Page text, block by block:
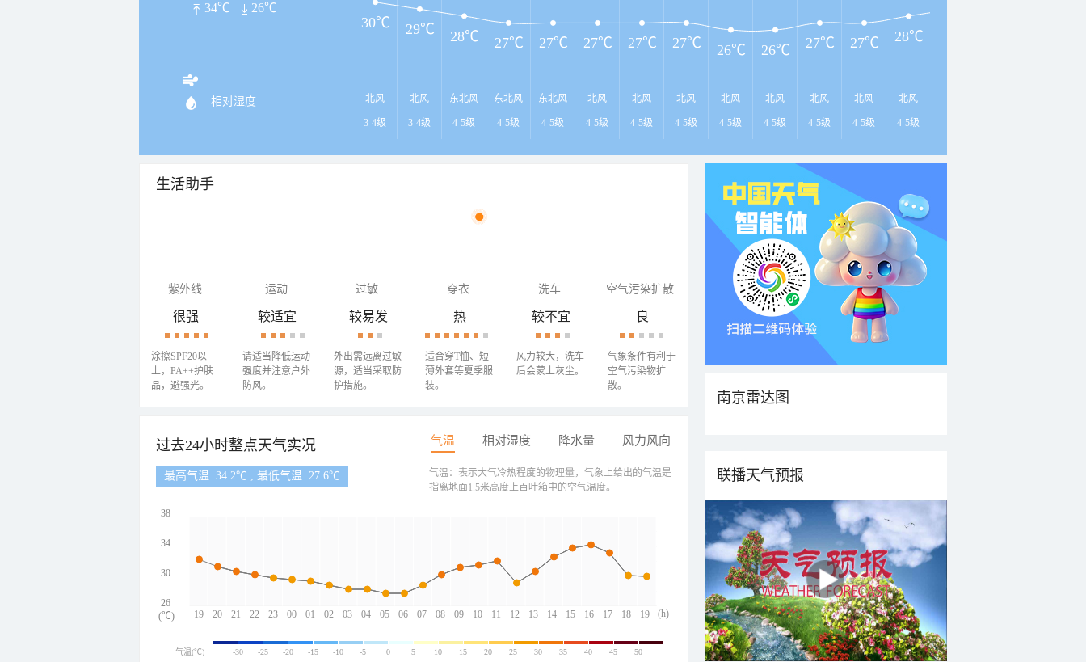
34℃ 26℃
相对湿度 北风
3-4级
北风
3-4级
东北风
4-5级
东北风
4-5级
东北风
4-5级
北风
4-5级
北风
4-5级
北风
4-5级
北风
4-5级
北风
4-5级
北风
4-5级
北风
4-5级
北风
4-5级
30℃ 29℃ 28℃ 27℃ 27℃ 27℃ 27℃ 27℃ 26℃ 26℃ 27℃ 27℃ 28℃
生活助手
紫外线 运动 过敏 穿衣 洗车 空气污染扩散
很强
涂擦SPF20以
上，PA++护肤
品，避强光。
较适宜
请适当降低运动
强度并注意户外
防风。
较易发
外出需远离过敏
源，适当采取防
护措施。
热
适合穿T恤、短
薄外套等夏季服
装。
较不宜
风力较大，洗车
后会蒙上灰尘。
良
气象条件有利于
空气污染物扩
散。
过去24小时整点天气实况 气温 相对湿度 降水量 风力风向
最高气温: 34.2℃ , 最低气温: 27.6℃
19 20 21 22 23 00 01 02 03 04 05 06 07 08 09 10 11 12 13 14 15 16 17 18 19
38
34
30
26
(h)
(℃)
气温：表示大气冷热程度的物理量，气象上给出的气温是
指离地面1.5米高度上百叶箱中的空气温度。
气温(℃) -30 -25 -20 -15 -10 -5 0 5 10 15 20 25 30 35 40 45 50
南京雷达图
联播天气预报